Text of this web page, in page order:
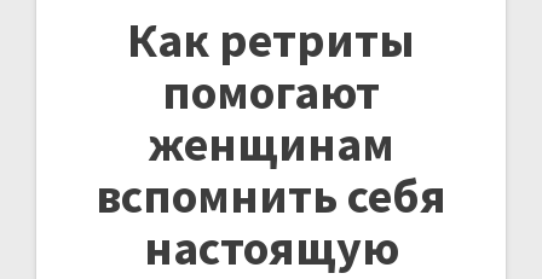
Как ретриты
помогают
женщинам
вспомнить себя
настоящую